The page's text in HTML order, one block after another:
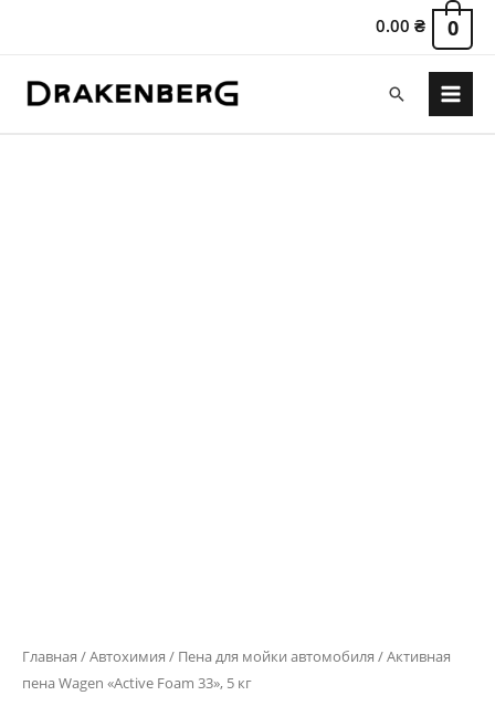
0.00₴ 0
Поиск
Main
Главная /Автохимия / Пена для мойки автомобиля / Активная
пена Wagen «Active Foam 33», 5 кг